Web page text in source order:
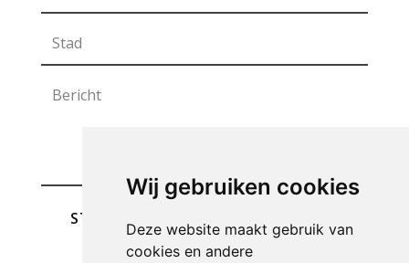
Wij gebruiken cookies
Deze website maakt gebruik van
cookies en andere
STUREN